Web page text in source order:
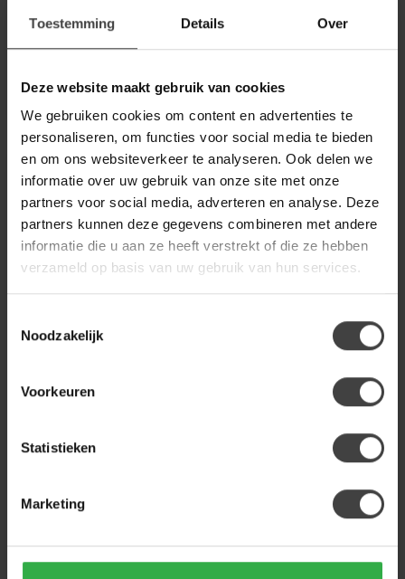
Toestemming Details Over
Deze website maakt gebruik van cookies
We gebruiken cookies om content en advertenties te
personaliseren, om functies voor social media te bieden
en om ons websiteverkeer te analyseren. Ook delen we
informatie over uw gebruik van onze site met onze
partners voor social media, adverteren en analyse. Deze
partners kunnen deze gegevens combineren met andere
informatie die u aan ze heeft verstrekt of die ze hebben
verzameld op basis van uw gebruik van hun services.
Noodzakelijk
Voorkeuren
Statistieken
Marketing
Op voorraad
.
.
LIGHT EN LIVING
Op voorraad
Ontdek de Hanglamp Meller
hout en ijzer. Perfect v...